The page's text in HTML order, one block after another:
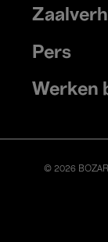
Pers
Werken
© 2026